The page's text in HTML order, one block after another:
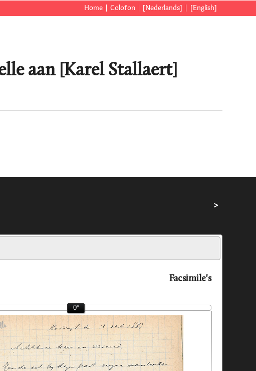
Home Colofon [Nederlands] [English]
aan [Karel Stallaert]
>
Facsimile's
0°